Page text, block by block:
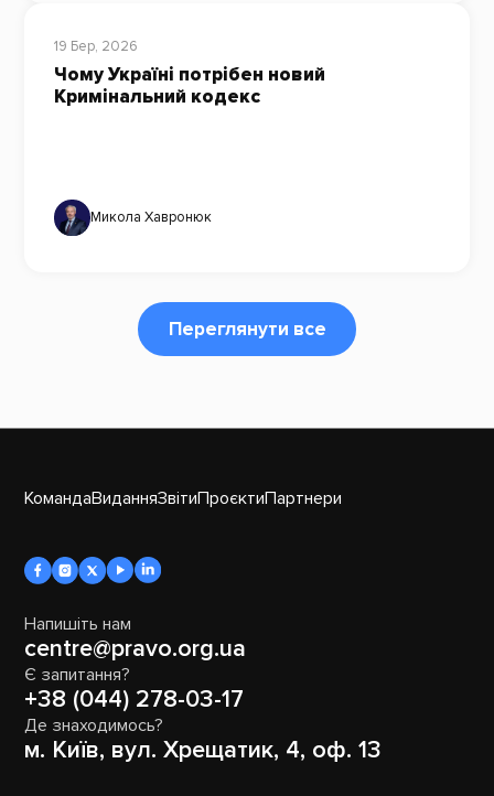
19 Бер, 2026
Чому Україні потрібен новий
Кримінальний кодекс
Микола Хавронюк
Переглянути все
КомандаВиданняЗвітиПроєктиПартнери
Напишіть нам
centre@pravo.org.ua
Є запитання?
+38 (044) 278-03-17
Де знаходимось?
м. Київ, вул. Хрещатик, 4, оф. 13